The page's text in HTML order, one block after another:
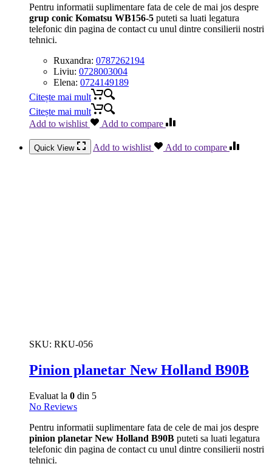
Pentru informatii suplimentare fata de cele de mai jos despre
grup conic Komatsu WB156-5 puteti sa luati legatura
telefonic din pagina de contact cu unul dintre consilierii nostri
tehnici.
Ruxandra: 0787262194
Liviu: 0728003004
Elena: 0724149189
Citește mai mult
Citește mai mult
Add to wishlist
Add to compare
Quick View Add to wishlist Add to compare
SKU: RKU-056
Pinion planetar New Holland B90B
Evaluat la 0 din 5
No Reviews
Pentru informatii suplimentare fata de cele de mai jos despre
pinion planetar New Holland B90B puteti sa luati legatura
telefonic din pagina de contact cu unul dintre consilierii nostri
tehnici.